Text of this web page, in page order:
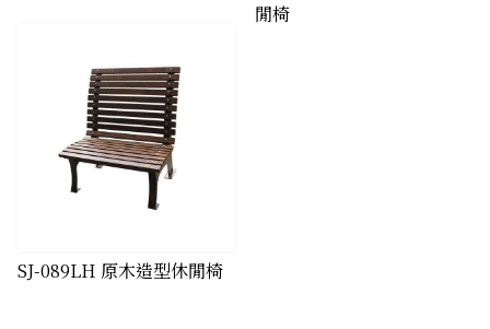
閒椅
SJ-089LH 原木造型休閒椅